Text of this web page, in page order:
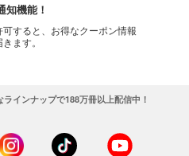
知機能！
可すると、お得なクーポン情報
ます。
インナップで188万冊以上配信中！